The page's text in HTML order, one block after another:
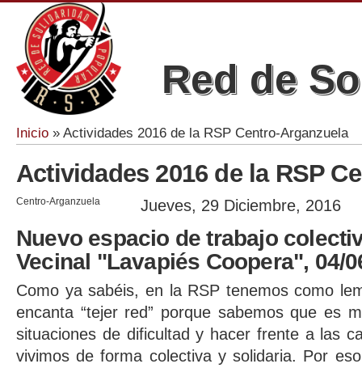
Red de
Se encuentra usted aquí
Inicio » Actividades 2016 de la RSP Centro-Arganzuela
Actividades 2016 de la RSP
Centro-Arganzuela Jueves, 29 Diciembre, 2016
Nuevo espacio de trabajo
Vecinal "Lavapiés Coopera", 04/
Como ya sabéis, en la RSP tenemos como
encanta “tejer red” porque sabemos que es
situaciones de dificultad y hacer frente a las
vivimos de forma colectiva y solidaria. Por